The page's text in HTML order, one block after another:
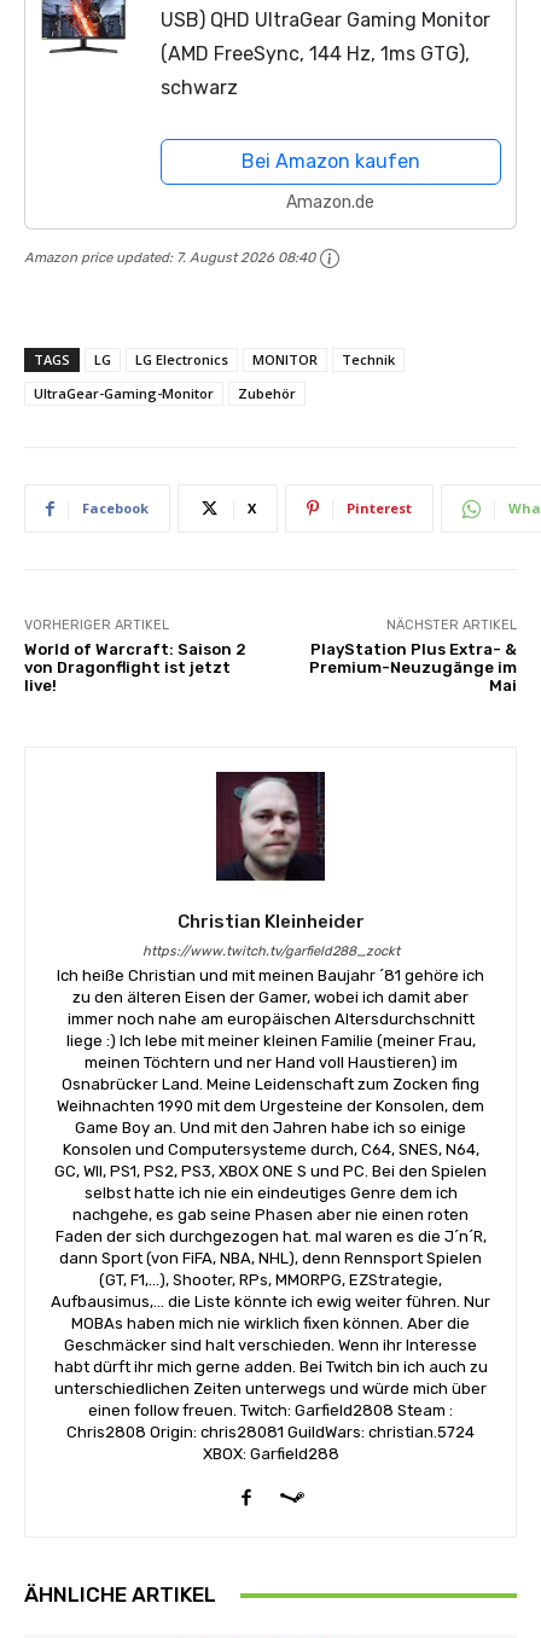
USB) QHD UltraGear Gaming Monitor
(AMD FreeSync, 144 Hz, 1ms GTG),
schwarz
Bei Amazon kaufen
Amazon.de
Amazon price updated: 7. August 2026 08:40
TAGS LG LG Electronics MONITOR
Technik
UltraGear-Gaming-Monitor
Zubehör
Facebook X Pinterest
VORHERIGER ARTIKEL
World of Warcraft: Saison 2
von Dragonflight ist jetzt
live!
NÄCHSTER ARTIKEL
PlayStation Plus Extra- &
Premium-Neuzugänge im
Mai
Christian Kleinheider
https://www.twitch.tv/garfield288_zockt
Ich heiße Christian und mit meinen Baujahr ´81 gehöre ich
zu den älteren Eisen der Gamer, wobei ich damit aber
immer noch nahe am europäischen Altersdurchschnitt
liege :) Ich lebe mit meiner kleinen Familie (meiner Frau,
meinen Töchtern und ner Hand voll Haustieren) im
Osnabrücker Land. Meine Leidenschaft zum Zocken fing
Weihnachten 1990 mit dem Urgesteine der Konsolen, dem
Game Boy an. Und mit den Jahren habe ich so einige
Konsolen und Computersysteme durch, C64, SNES, N64,
GC, WII, PS1, PS2, PS3, XBOX ONE S und PC. Bei den Spielen
selbst hatte ich nie ein eindeutiges Genre dem ich
nachgehe, es gab seine Phasen aber nie einen roten
Faden der sich durchgezogen hat. mal waren es die J´n´R,
dann Sport (von FiFA, NBA, NHL), denn Rennsport Spielen
(GT, F1,...), Shooter, RPs, MMORPG, EZStrategie,
Aufbausimus,... die Liste könnte ich ewig weiter führen. Nur
MOBAs haben mich nie wirklich fixen können. Aber die
Geschmäcker sind halt verschieden. Wenn ihr Interesse
habt dürft ihr mich gerne adden. Bei Twitch bin ich auch zu
unterschiedlichen Zeiten unterwegs und würde mich über
einen follow freuen. Twitch: Garfield2808 Steam :
Chris2808 Origin: chris28081 GuildWars: christian.5724
XBOX: Garfield288
ÄHNLICHE ARTIKEL